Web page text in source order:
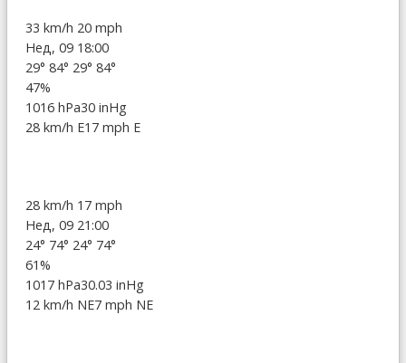
33 km/h 20 mph
Нед, 09 18:00
29° 84° 29° 84°
47%
1016 hPa30 inHg
28 km/h E17 mph E
28 km/h 17 mph
Нед, 09 21:00
24° 74° 24° 74°
61%
1017 hPa30.03 inHg
12 km/h NE7 mph NE